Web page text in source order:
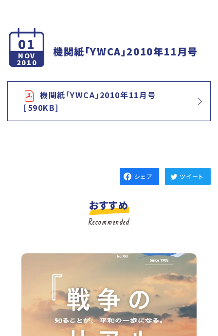
01
NOV
2010
機関紙「YWCA」2010年11月号
機関紙「YWCA」2010年11月号
[590KB]
シェア ツイート
おすすめ
Recommended